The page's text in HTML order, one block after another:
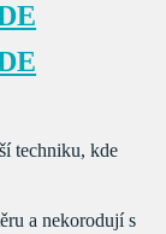
techniku, kde
a nekorodují s